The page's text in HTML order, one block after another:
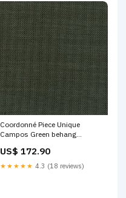
Coordonné Piece Unique
Campos Green behang
US$ 172.90
★★★★★ 4.3 (18 reviews)